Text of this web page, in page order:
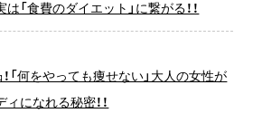
「食費のダイエット」に繋がる！！
「何をやっても痩せない」大人の女性が
になれる秘密！！